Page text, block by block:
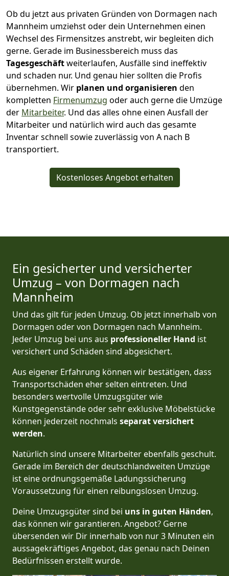
Ob du jetzt aus privaten Gründen von Dormagen nach
Mannheim umziehst oder dein Unternehmen einen
Wechsel des Firmensitzes anstrebt, wir begleiten dich
gerne. Gerade im Businessbereich muss das
Tagesgeschäftweiterlaufen, Ausfälle sind ineffektiv
und schaden nur. Und genau hier sollten die Profis
übernehmen. Wir planen und organisieren den
kompletten Firmenumzug oder auch gerne die Umzüge
der Mitarbeiter. Und das alles ohne einen Ausfall der
Mitarbeiter und natürlich wird auch das gesamte
Inventar schnell sowie zuverlässig von A nach B
transportiert.
Kostenloses Angebot erhalten
Ein gesicherter und versicherter
Umzug – von Dormagen nach
Mannheim
Und das gilt für jeden Umzug. Ob jetzt innerhalb von
Dormagen oder von Dormagen nach Mannheim.
Jeder Umzug bei uns aus professioneller Hand ist
versichert und Schäden sind abgesichert.
Aus eigener Erfahrung können wir bestätigen, dass
Transportschäden eher selten eintreten. Und
besonders wertvolle Umzugsgüter wie
Kunstgegenstände oder sehr exklusive Möbelstücke
können jederzeit nochmals separat versichert
werden.
Natürlich sind unsere Mitarbeiter ebenfalls geschult.
Gerade im Bereich der deutschlandweiten Umzüge
ist eine ordnungsgemäße Ladungssicherung
Voraussetzung für einen reibungslosen Umzug.
Deine Umzugsgüter sind bei uns in guten Händen,
das können wir garantieren. Angebot? Gerne
übersenden wir Dir innerhalb von nur 3 Minuten ein
aussagekräftiges Angebot, das genau nach Deinen
Bedürfnissen erstellt wurde.